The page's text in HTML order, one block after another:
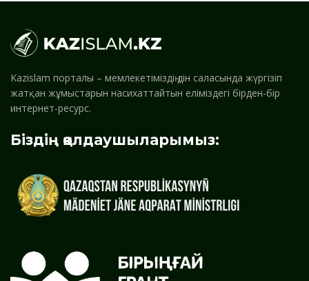
Kazislam порталы – мемлекетіміздің дін саласында жүргізіп
жатқан жұмыстарын насихаттайтын еліміздегі бірден-бір
интернет-ресурс.
Біздің қолдаушыларымыз: